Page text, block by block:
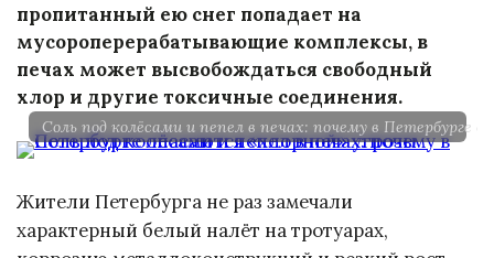
пропитанный ею снег попадает на
мусороперерабатывающие комплексы, в
печах может высвобождаться свободный
хлор и другие токсичные соединения.
Соль под колёсами и пепел в печах: почему в Петербурге
Жители Петербурга не раз замечали
характерный белый налёт на тротуарах,